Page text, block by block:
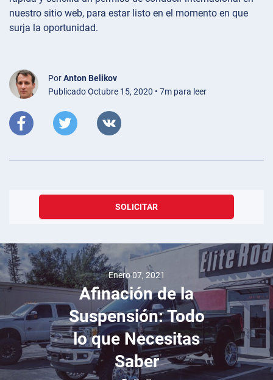
nuestro sitio web, para estar listo en el momento en que
surja la oportunidad.
PorAnton Belikov
Publicado Octubre 15, 2020 • 7m para leer
SOLICITAR
Enero 07, 2021
Afinación de la
Suspensión: Todo
lo que Necesitas
Saber